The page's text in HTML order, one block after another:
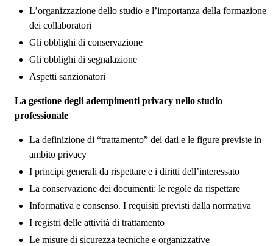
L’organizzazione dello studio e l’importanza della formazione
dei collaboratori
Gli obblighi di conservazione
Gli obblighi di segnalazione
Aspetti sanzionatori
La gestione degli adempimenti privacy nello studio
professionale
La definizione di “trattamento” dei dati e le figure previste in
ambito privacy
I principi generali da rispettare e i diritti dell’interessato
La conservazione dei documenti: le regole da rispettare
Informativa e consenso. I requisiti previsti dalla normativa
I registri delle attività di trattamento
Le misure di sicurezza tecniche e organizzative